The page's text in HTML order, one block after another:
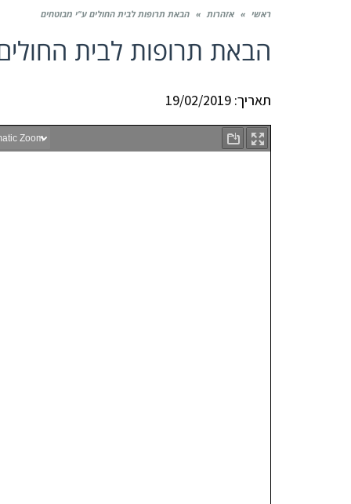
ראשי » אזהרות » הבאת תרופות לבית החולים ע"י מבוטחים
הבאת תרופות לבית
תאריך: 19/02/2019